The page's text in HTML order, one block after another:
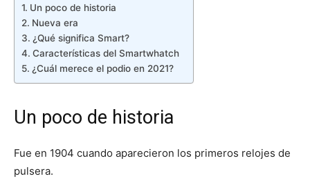
Un poco de historia
Nueva era
¿Qué significa Smart?
Características del Smartwhatch
¿Cuál merece el podio en 2021?
Un poco de historia
Fue en 1904 cuando aparecieron los primeros relojes de
pulsera.